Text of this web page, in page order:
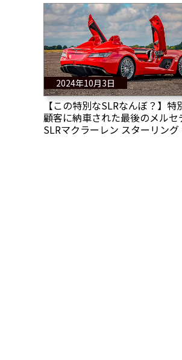
2024年10月3日
【この特別なSLRなんぼ？】特
顧客に納車された最後のメルセ
SLRマクラーレン スターリング